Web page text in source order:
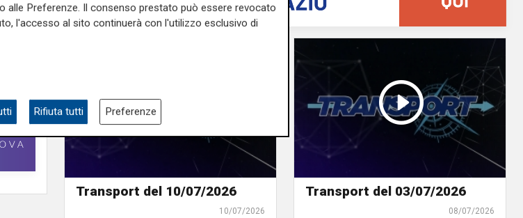
Transport del 10/07/2026
10/07/2026
Transport del 03/07/2026
08/07/2026
alle Preferenze. Il consenso prestato può essere revocato
l'accesso al sito continuerà con l'utilizzo esclusivo di
Rifiuta tutti Preferenze